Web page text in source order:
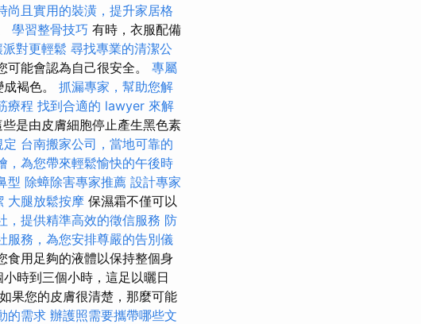
尚且實用的裝潢，提升家居格
學習整骨技巧 有時，衣服配備
對更輕鬆 尋找專業的清潔公
能會認為自己很安全。 專屬
褐色。 抓漏專家，幫助您解
療程 找到合適的 lawyer 來解
是由皮膚細胞停止產生黑色素
定 台南搬家公司，當地可靠的
，為您帶來輕鬆愉快的午後時
型 除蟑除害專家推薦 設計專家
大腿放鬆按摩 保濕霜不僅可以
，提供精準高效的徵信服務 防
服務，為您安排尊嚴的告別儀
食用足夠的液體以保持整個身
時到三個小時，這足以曬日
如果您的皮膚很清楚，那麼可能
的需求 辦護照需要攜帶哪些文